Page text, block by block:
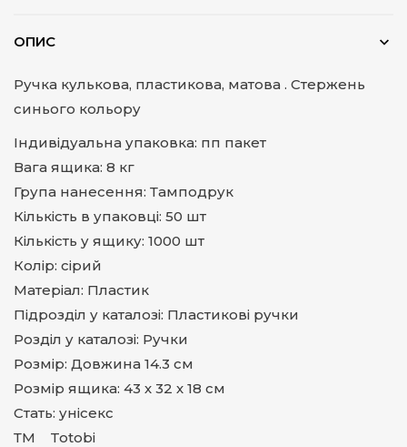
ОПИС
Ручка кулькова, пластикова, матова . Стержень
синього кольору
Індивідуальна упаковка: пп пакет
Вага ящика: 8 кг
Група нанесення: Тамподрук
Кількість в упаковці: 50 шт
Кількість у ящику: 1000 шт
Колір: сірий
Матеріал: Пластик
Підрозділ у каталозі: Пластикові ручки
Розділ у каталозі: Ручки
Розмір: Довжина 14.3 см
Розмір ящика: 43 х 32 х 18 см
Стать: унісекс
ТМ Totobi